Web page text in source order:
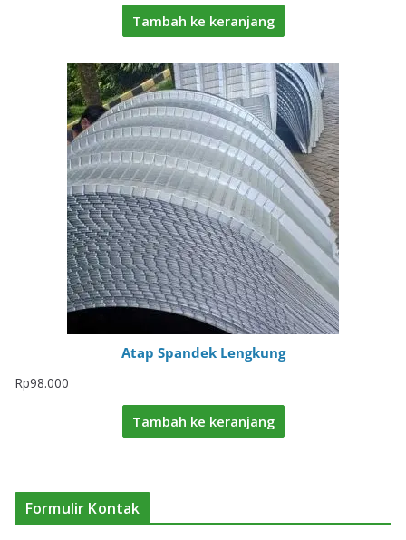
Tambah ke keranjang
Atap Spandek Lengkung
Rp98.000
Tambah ke keranjang
Formulir Kontak